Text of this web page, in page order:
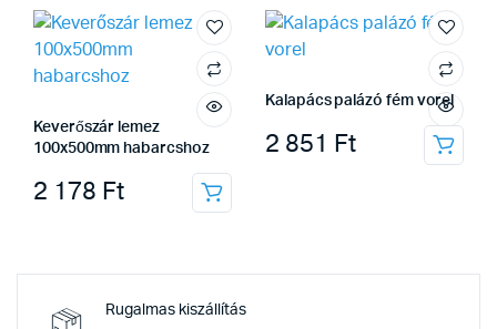
Rugalmas kiszállítás
Keverőszár lemez
100x500mm habarcshoz
2 178 Ft
Kalapács palázó fém vorel
2 851 Ft